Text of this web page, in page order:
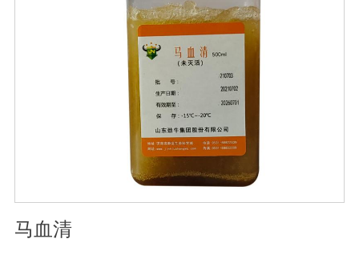
马血清